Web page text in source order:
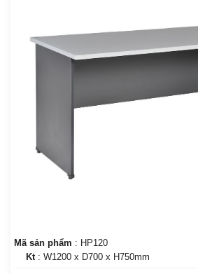
Mã sản phẩm : HP120
Kt: W1200 x D700 x H750mm